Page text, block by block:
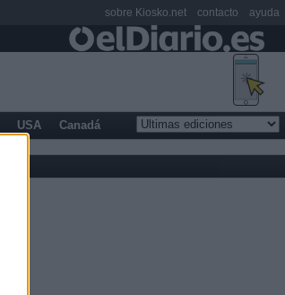
USA Canadá
sobre Kiosko.net contacto ayuda